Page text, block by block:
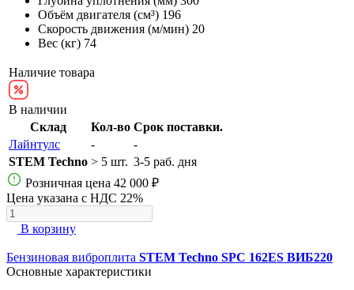
Объём двигателя (см³) 196
Скорость движения (м/мин) 20
Вес (кг) 74
Наличие товара
В наличии
Склад
Кол-во Срок поставки.
Лайнтулс
-
-
STEM Techno > 5 шт. 3-5 раб. дня
Розничная цена 42 000 ₽
Цена указана с НДС 22%
В корзину
Бензиновая виброплита STEM Techno SPC 162ES ВИБ220
Основные характеристики